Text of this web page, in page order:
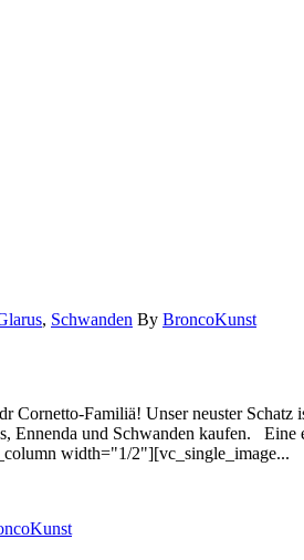
, Schwanden By BroncoKunst
Familiä! Unser neuster Schatz
Ennenda und Schwanden kaufen.
width="1/2"][vc_single_image...